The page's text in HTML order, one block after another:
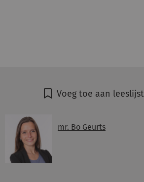
Voeg toe aan leeslijst
mr. Bo Geurts